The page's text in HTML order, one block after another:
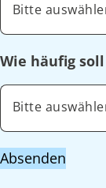
Bitte
Wie häufig
Bitte
Absenden